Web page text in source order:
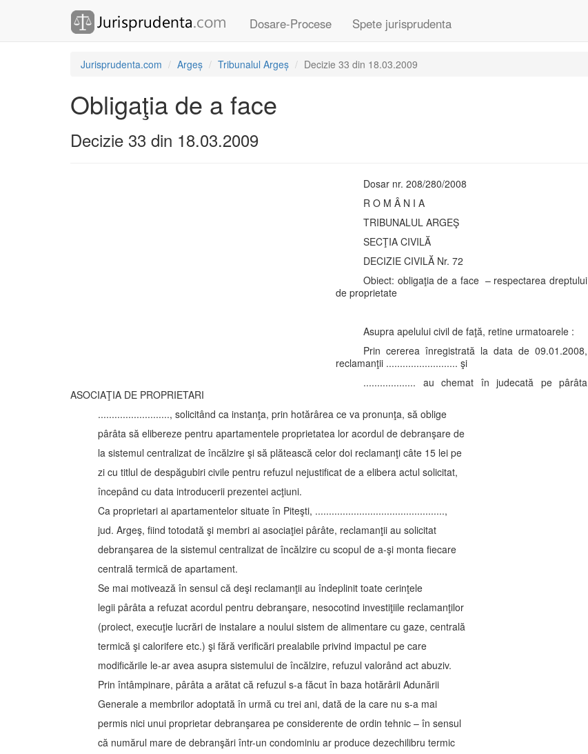
Dosare-Procese Spete jurisprudenta
Jurisprudenta.com Argeș Tribunalul Argeș Decizie 33 din 18.03.2009
Obligaţia de a face
Decizie 33 din 18.03.2009
Dosar nr. 208/280/2008
R O M Â N I A
TRIBUNALUL ARGEŞ
SECŢIA CIVILĂ
DECIZIE CIVILĂ Nr. 72
Obiect: obligaţia de a face – respectarea dreptului
de proprietate
Asupra apelului civil de faţă, retine urmatoarele :
Prin cererea înregistrată la data de 09.01.2008,
reclamanţii .......................... şi
................... au chemat în judecată pe pârâta
ASOCIAŢIA DE PROPRIETARI
.........................., solicitând ca instanţa, prin hotărârea ce va pronunţa, să oblige
pârâta să elibereze pentru apartamentele proprietatea lor acordul de debranşare de
la sistemul centralizat de încălzire şi să plătească celor doi reclamanţi câte 15 lei pe
zi cu titlul de despăgubiri civile pentru refuzul nejustificat de a elibera actul solicitat,
începând cu data introducerii prezentei acţiuni.
Ca proprietari ai apartamentelor situate în Piteşti, ...............................................,
jud. Argeş, fiind totodată şi membri ai asociaţiei pârâte, reclamanţii au solicitat
debranşarea de la sistemul centralizat de încălzire cu scopul de a-şi monta fiecare
centrală termică de apartament.
Se mai motivează în sensul că deşi reclamanţii au îndeplinit toate cerinţele
legii pârâta a refuzat acordul pentru debranşare, nesocotind investiţiile reclamanţilor
(proiect, execuţie lucrări de instalare a noului sistem de alimentare cu gaze, centrală
termică şi calorifere etc.) şi fără verificări prealabile privind impactul pe care
modificările le-ar avea asupra sistemului de încălzire, refuzul valorând act abuziv.
Prin întâmpinare, pârâta a arătat că refuzul s-a făcut în baza hotărârii Adunării
Generale a membrilor adoptată în urmă cu trei ani, dată de la care nu s-a mai
permis nici unui proprietar debranşarea pe considerente de ordin tehnic – în sensul
că numărul mare de debranşări într-un condominiu ar produce dezechilibru termic